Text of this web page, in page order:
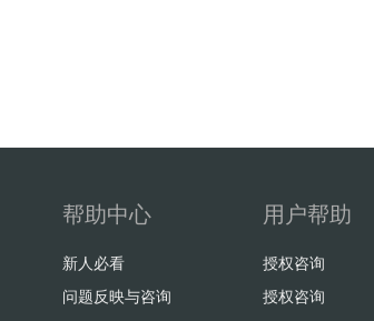
帮助中心
新人必看
问题反映与咨询
用户帮助
授权咨询
授权咨询